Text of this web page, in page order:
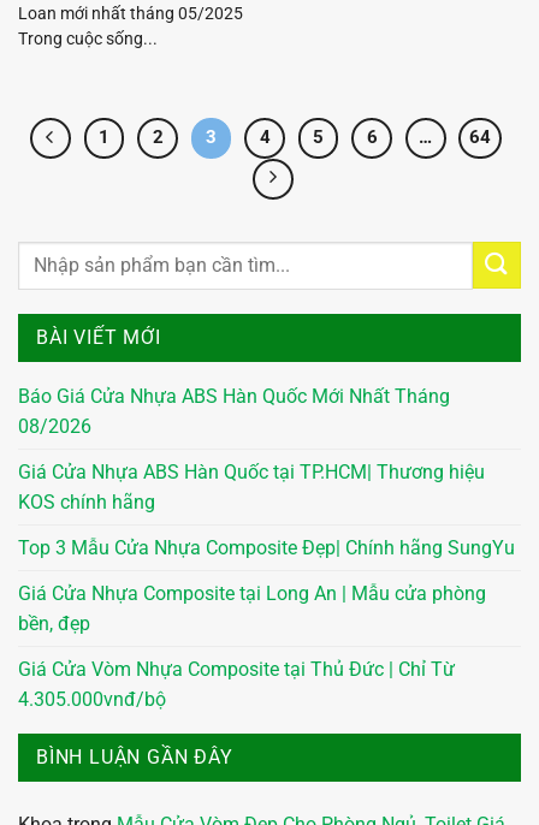
BÀI VIẾT MỚI
Báo Giá Cửa Nhựa ABS Hàn Quốc Mới Nhất Tháng
08/2026
Giá Cửa Nhựa ABS Hàn Quốc tại TP.HCM| Thương hiệu
KOS chính hãng
Top 3 Mẫu Cửa Nhựa Composite Đẹp| Chính hãng SungYu
Giá Cửa Nhựa Composite tại Long An | Mẫu cửa phòng
bền, đẹp
Giá Cửa Vòm Nhựa Composite tại Thủ Đức | Chỉ Từ
4.305.000vnđ/bộ
BÌNH LUẬN GẦN ĐÂY
Loan mới nhất tháng 05/2025
Trong cuộc sống...
1 2 3 4 5 6 … 64